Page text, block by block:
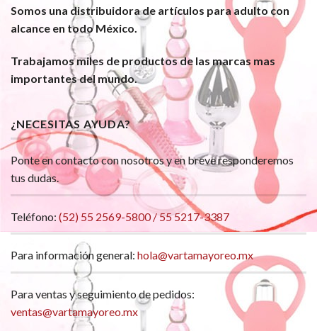
Somos una distribuidora de artículos para adulto con
alcance en todo México.
Trabajamos miles de productos de las marcas mas
importantes del mundo.
¿NECESITAS AYUDA?
Ponte en contacto con nosotros y en breve responderemos
tus dudas.
Teléfono: (52) 55 2569-5800 / 55 5217-3387
Para información general: hola@vartamayoreo.mx
Para ventas y seguimiento de pedidos:
ventas@vartamayoreo.mx